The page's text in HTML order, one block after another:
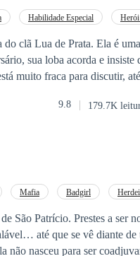
Habilidade Especial
clã Lua de Prata. Ela é uma
sua loba acorda e insiste
muito fraca para discutir,
um lobisomem Alfa com
9.8 179.7K
Mafia Badgirl
São Patrício. Prestes a ser
até que se vê diante